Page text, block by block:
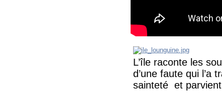
L’île raconte les
d’une faute qui l’a
sainteté et